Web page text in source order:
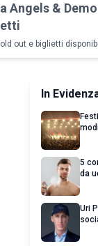
Angels &
out e biglietti
In
5
da
Uri